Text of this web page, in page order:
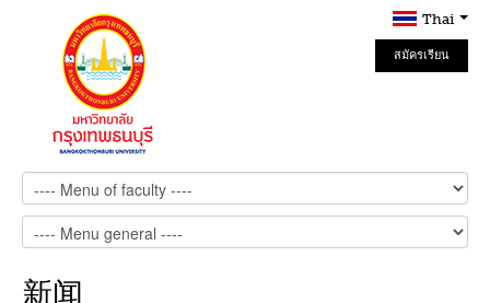
Thai
สมัครเรียน
Online